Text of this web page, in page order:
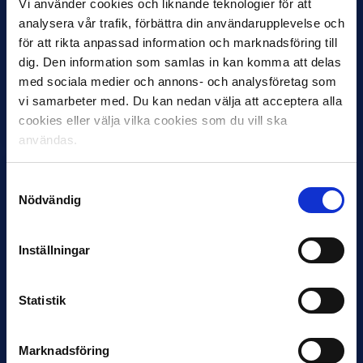
Vi använder cookies och liknande teknologier för att
analysera vår trafik, förbättra din användarupplevelse och
för att rikta anpassad information och marknadsföring till
dig. Den information som samlas in kan komma att delas
med sociala medier och annons- och analysföretag som
vi samarbeter med. Du kan nedan välja att acceptera alla
cookies eller välja vilka cookies som du vill ska
användas.
Nödvändig
Inställningar
Statistik
Marknadsföring
12 JUNI
Favorit i repris för Sirius i maj
Samma vinnare som i…
VM-spelare med förflutet i Allsvenskan
Bosnien & Hercegovina Armin Gigovic — Helsingborgs IF